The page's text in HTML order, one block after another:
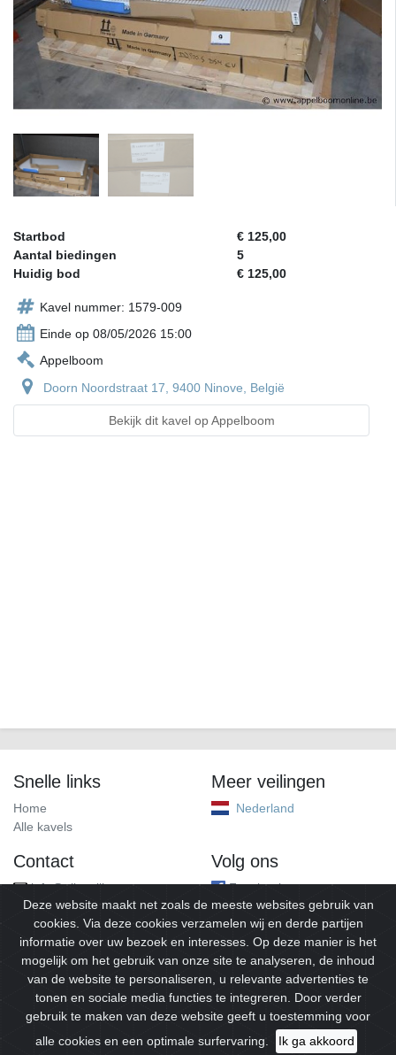
Startbod
€ 125,00
Aantal biedingen
5
Huidig bod
€ 125,00
Kavel nummer: 1579-009
Einde op 08/05/2026 15:00
Appelboom
Doorn Noordstraat 17, 9400 Ninove, België
Bekijk dit kavel op Appelboom
Snelle links
Home
Alle kavels
Meer veilingen
Nederland
Contact
info@alleveilingen.net
Volg ons
Facebook
© 2026Alleveilingen.Alle rechten voorbehouden.
Deze website maakt net zoals de meeste websites gebruik van
cookies. Via deze cookies verzamelen wij en derde partijen
informatie over uw bezoek en interesses. Op deze manier is het
mogelijk om het gebruik van onze site te analyseren, de inhoud
van de website te personaliseren, u relevante advertenties te
tonen en sociale media functies te integreren. Door verder
gebruik te maken van deze website geeft u toestemming voor
alle cookies en een optimale surfervaring.
Ik ga akkoord